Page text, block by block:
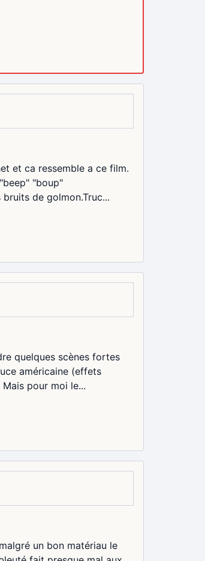
et ca ressemble a ce film.
"boup"
de golmon.Truc...
quelques scènes fortes
américaine (effets
pour moi le...
un bon matériau le